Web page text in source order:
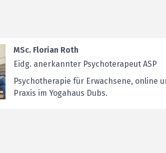
MSc. Florian Roth
Eidg. anerkannter Psychoterapeut ASP
Psychotherapie für Erwachsene, online
Praxis im Yogahaus Dubs.